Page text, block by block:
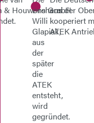
Dreherei
Willi
Glapiak,
aus
der
später
die
ATEK
entsteht,
wird
gegründet.
& Houwens GmbH
aus der
kooperiert
ATEK